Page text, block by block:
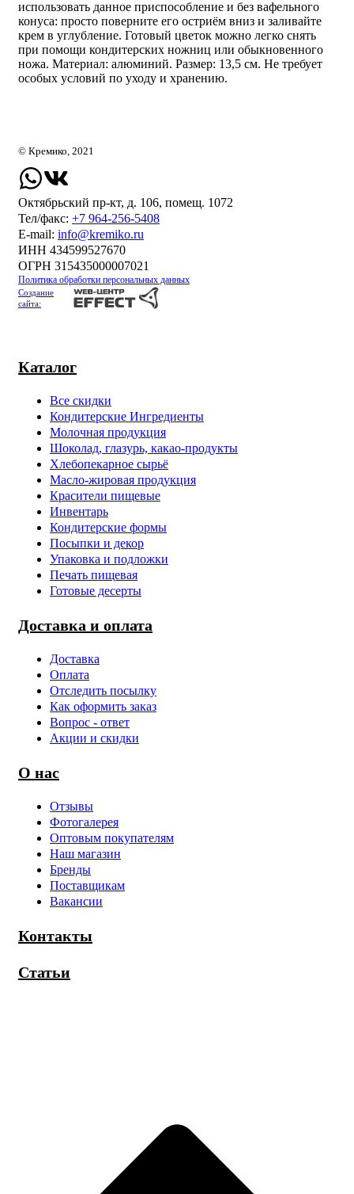
использовать данное приспособление и без вафельного
конуса: просто поверните его остриём вниз и заливайте
крем в углубление. Готовый цветок можно легко снять
при помощи кондитерских ножниц или обыкновенного
ножа. Материал: алюминий. Размер: 13,5 см. Не требует
особых условий по уходу и хранению.
Каталог
Все скидки
Кондитерские Ингредиенты
Молочная продукция
Шоколад, глазурь, какао-продукты
Хлебопекарное сырьё
Масло-жировая продукция
Красители пищевые
Инвентарь
Кондитерские формы
Посыпки и декор
Упаковка и подложки
Печать пищевая
Готовые десерты
Доставка и оплата
Доставка
Оплата
Отследить посылку
Как оформить заказ
Вопрос - ответ
Акции и скидки
О нас
Отзывы
Фотогалерея
Оптовым покупателям
Наш магазин
Бренды
Поставщикам
Вакансии
Контакты
Статьи
© Кремико, 2021
Октябрьский пр-кт, д. 106, помещ. 1072
Тел/факс: +7 964-256-5408
Е-mail: info@kremiko.ru
ИНН 434599527670
ОГРН 315435000007021
Политика обработки персональных данных
Создание
сайта: